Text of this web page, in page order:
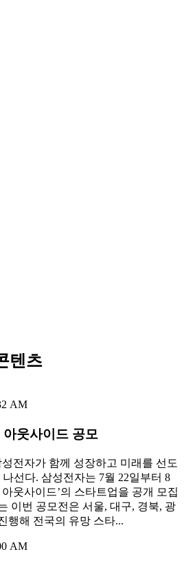
텐츠
AM
웃사이드 공모
전자가 함께 성장하고 미래를 선도
선다. 삼성전자는 7월 22일부터 8
아웃사이드’의 스타트업을 공개 모집
이번 공모전은 서울, 대구, 경북, 광
행해 전국의 유망 스타...
AM